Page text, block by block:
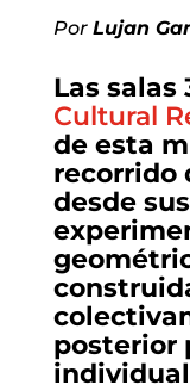
Por Lujan
Las salas
Cultural
de esta
recorrido
desde
posterior